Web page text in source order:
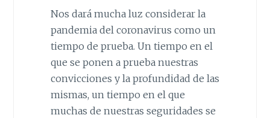
Nos dará mucha luz considerar la
pandemia del coronavirus como un
tiempo de prueba. Un tiempo en el
que se ponen a prueba nuestras
convicciones y la profundidad de las
mismas, un tiempo en el que
muchas de nuestras seguridades se